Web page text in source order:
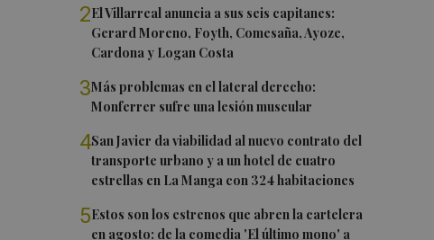
2El Villarreal anuncia a sus seis capitanes:
Gerard Moreno, Foyth, Comesaña, Ayoze,
Cardona y Logan Costa
3Más problemas en el lateral derecho:
Monferrer sufre una lesión muscular
4San Javier da viabilidad al nuevo contrato del
transporte urbano y a un hotel de cuatro
estrellas en La Manga con 324 habitaciones
5Estos son los estrenos que abren la cartelera
en agosto: de la comedia 'El último mono' a